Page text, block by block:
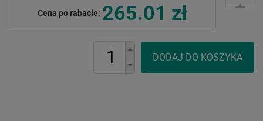
Cena po rabacie: 265.01 zł